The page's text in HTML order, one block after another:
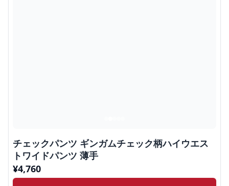
チェックパンツ ギンガムチェック柄ハイウエス
トワイドパンツ 薄手
¥4,760